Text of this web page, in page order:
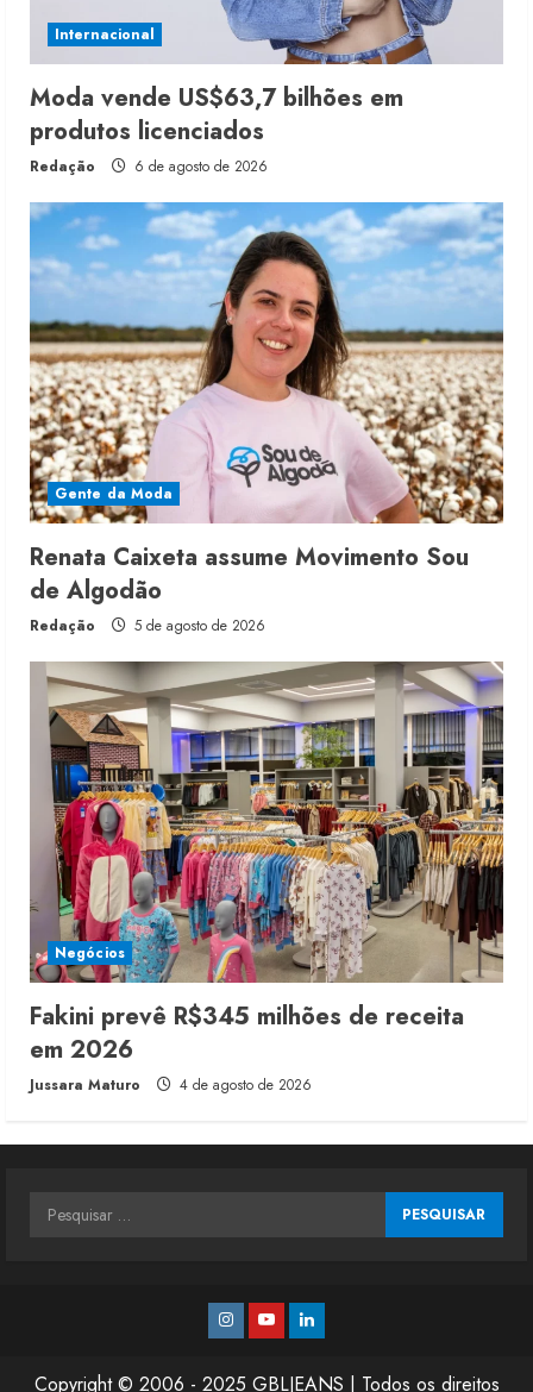
Internacional
Moda vende US$63,7 bilhões em
produtos licenciados
Redação 6 de agosto de 2026
Gente da Moda
Renata Caixeta assume Movimento Sou
de Algodão
Redação 5 de agosto de 2026
Negócios
Fakini prevê R$345 milhões de receita
em 2026
Jussara Maturo 4 de agosto de 2026
Pesquisar
Instagram
YoutubeLinkedin
Copyright © 2006 - 2025 GBLJEANS | Todos os direitos